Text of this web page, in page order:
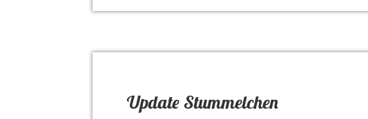
Update Stummelchen